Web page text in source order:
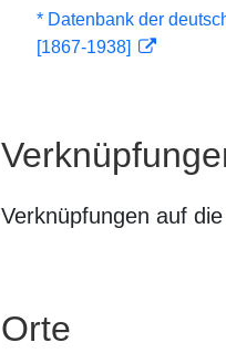
* Datenbank der
[1867-1938]
Verknüpfungen auf
Orte